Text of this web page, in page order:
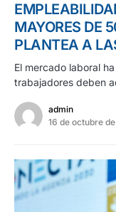
MAYORES DE
PLANTEA A
El mercado laboral
trabajadores deben
admin
16 de octubre